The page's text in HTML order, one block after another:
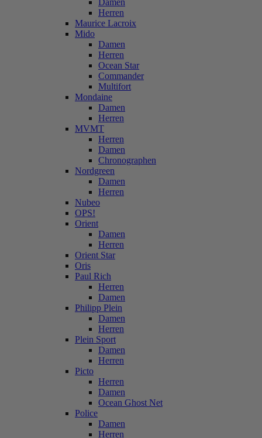
Damen
Herren
Maurice Lacroix
Mido
Damen
Herren
Ocean Star
Commander
Multifort
Mondaine
Damen
Herren
MVMT
Herren
Damen
Chronographen
Nordgreen
Damen
Herren
Nubeo
OPS!
Orient
Damen
Herren
Orient Star
Oris
Paul Rich
Herren
Damen
Philipp Plein
Damen
Herren
Plein Sport
Damen
Herren
Picto
Herren
Damen
Ocean Ghost Net
Police
Damen
Herren